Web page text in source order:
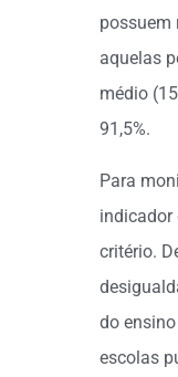
possuem
aquelas
médio
91,5%.
Para
indicador
critério.
do
escolas